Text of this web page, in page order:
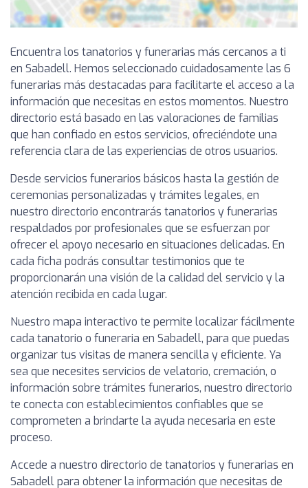
Encuentra los tanatorios y funerarias más cercanos a ti
en Sabadell. Hemos seleccionado cuidadosamente las 6
funerarias más destacadas para facilitarte el acceso a la
información que necesitas en estos momentos. Nuestro
directorio está basado en las valoraciones de familias
que han confiado en estos servicios, ofreciéndote una
referencia clara de las experiencias de otros usuarios.
Desde servicios funerarios básicos hasta la gestión de
ceremonias personalizadas y trámites legales, en
nuestro directorio encontrarás tanatorios y funerarias
respaldados por profesionales que se esfuerzan por
ofrecer el apoyo necesario en situaciones delicadas. En
cada ficha podrás consultar testimonios que te
proporcionarán una visión de la calidad del servicio y la
atención recibida en cada lugar.
Nuestro mapa interactivo te permite localizar fácilmente
cada tanatorio o funeraria en Sabadell, para que puedas
organizar tus visitas de manera sencilla y eficiente. Ya
sea que necesites servicios de velatorio, cremación, o
información sobre trámites funerarios, nuestro directorio
te conecta con establecimientos confiables que se
comprometen a brindarte la ayuda necesaria en este
proceso.
Accede a nuestro directorio de tanatorios y funerarias en
Sabadell para obtener la información que necesitas de